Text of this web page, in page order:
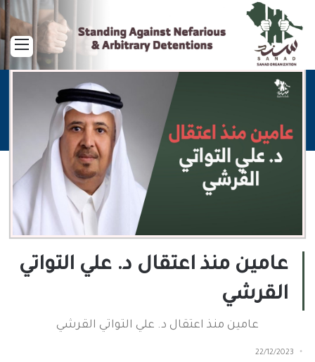
عامين منذ اعتقال د. علي التواتي
القرشي
عامين منذ اعتقال د. علي التواتي القرشي
22/12/2023